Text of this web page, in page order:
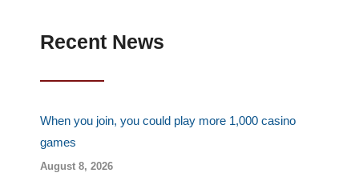
s
Recent News
When you join, you could play more 1,000 casino
games
August 8, 2026